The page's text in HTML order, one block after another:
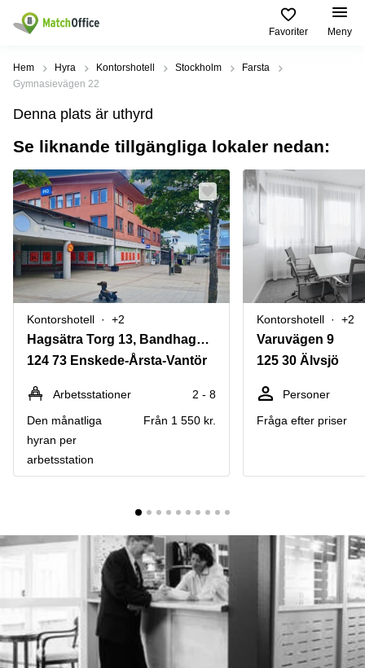
Favoriter Meny
Hyra / hyra ut
Kategorier
Kontor
Kontorshotell
Coworking
space
Lagerlokaler
Industrilokaler
Butikslokaler
Verkstad
Mötesrum
kontor
Populära
Städer
Stockholm
Göteborg
Malmö
Uppsala
Norrköping
Östermalm
Skåne
Älvsjö
Vasastan
Populära
sökningar
Kontorshotell
Stockholm
Hyra lokal
Stockholm
Kontorshotell
Göteborg
Coworking
Stockholm
Kontorshotell
Malmö
Coworking
Malmö
Kontorshotell
Huddinge
Hjälp
Om oss
Bli hyresvärd
Pris
Logga in
Hem Hyra Kontorshotell Stockholm
Farsta
Gymnasievägen 22
Denna plats är uthyrd
Se liknande tillgängliga lokaler nedan:
Kontorshotell +2
Hagsätra Torg 13, Bandhagen,Hagsätra, Bandhagen
124 73 Enskede-Årsta-Vantör
Arbetsstationer
2 - 8
Den månatliga
hyran per
arbetsstation
Från 1 550 kr.
Kontorshotell +2
Varuvägen 9
125 30 Älvsjö
Personer
Fråga efter priser